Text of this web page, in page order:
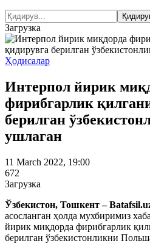
Загрузка
Ҳодисалар
Интерпол йирик
фирибгарлик
берилган
ушлаган
11 March 2022, 19:00
672
Загрузка
Ўзбекистон, Тошкент –
асосланган ҳолда мухбиримиз
йирик миқдорда фирибгарлик
берилган ўзбекистонликни